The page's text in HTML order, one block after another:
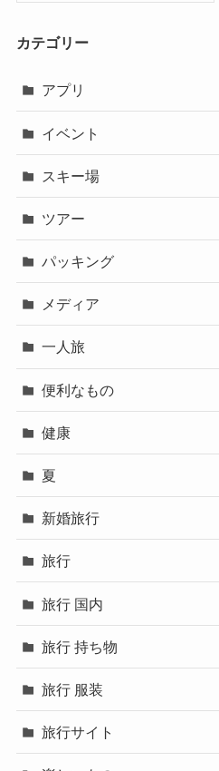
カテゴリー
アプリ
イベント
スキー場
ツアー
パッキング
メディア
一人旅
便利なもの
健康
夏
新婚旅行
旅行
旅行 国内
旅行 持ち物
旅行 服装
旅行サイト